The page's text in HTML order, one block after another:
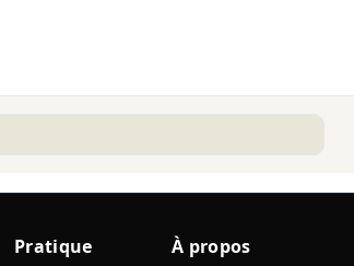
Pratique À propos